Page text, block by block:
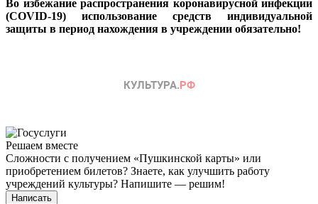
Во избежание распространения коронавирусной инфекции
(COVID-19) использование средств индивидуальной
защиты в период нахождения в учреждении обязательно!
Решаем вместе
Сложности с получением «Пушкинской карты» или
приобретением билетов? Знаете, как улучшить работу
учреждений культуры? Напишите — решим!
Написать